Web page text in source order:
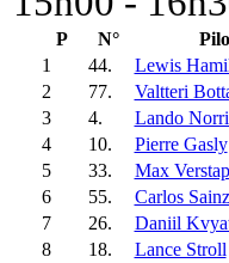
P N°
1
44. Lewis
2
77. Valtteri
3
4. Lando
4
10. Pierre Gasly
5
33. Max
6
55. Carlos Sainz
7
26. Daniil
8
18. Lance Stroll